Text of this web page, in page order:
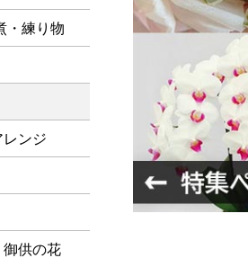
・練り物
レンジ
御供の花